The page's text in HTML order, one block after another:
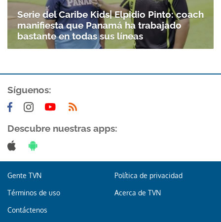
Serie del Caribe Kids| Elpidio Pinto: coach
manifiesta que Panamá ha trabajado
bastante en todas sus líneas
Síguenos:
Descubre nuestras apps:
Gente TVN Política de privacidad
Términos de uso Acerca de TVN
Contáctenos